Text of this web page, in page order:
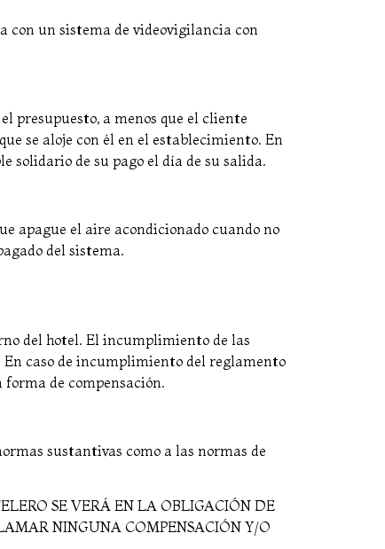
con un sistema de videovigilancia con
presupuesto, a menos que el cliente
se aloje con él en el establecimiento. En
solidario de su pago el día de su salida.
apague el aire acondicionado cuando no
del sistema.
del hotel. El incumplimiento de las
caso de incumplimiento del reglamento
de compensación.
sustantivas como a las normas de
SE VERÁ EN LA OBLIGACIÓN DE
NINGUNA COMPENSACIÓN Y/O